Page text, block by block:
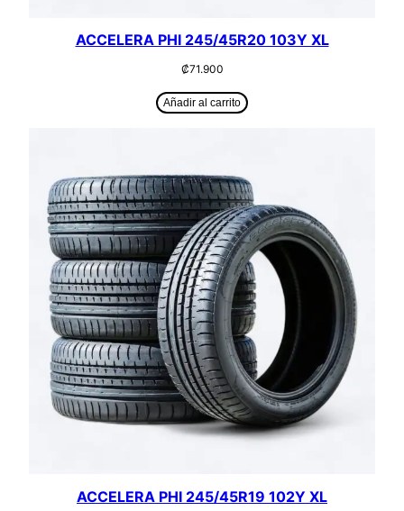
ACCELERA PHI 245/45R20 103Y XL
₡71.900
Añadir al carrito
ACCELERA PHI 245/45R19 102Y XL